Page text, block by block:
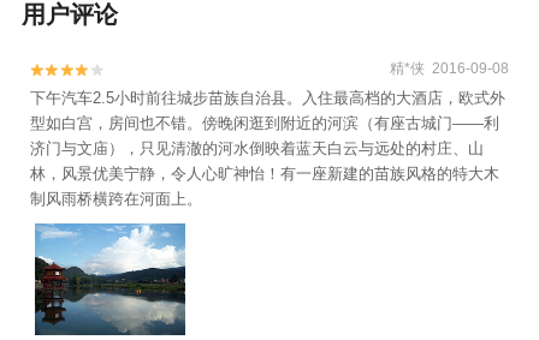
用户评论

 精*侠 2016-09-08
下午汽车2.5小时前往城步苗族自治县。入住最高档的大酒店，欧式外
型如白宫，房间也不错。傍晚闲逛到附近的河滨（有座古城门——利
济门与文庙），只见清澈的河水倒映着蓝天白云与远处的村庄、山
林，风景优美宁静，令人心旷神怡！有一座新建的苗族风格的特大木
制风雨桥横跨在河面上。